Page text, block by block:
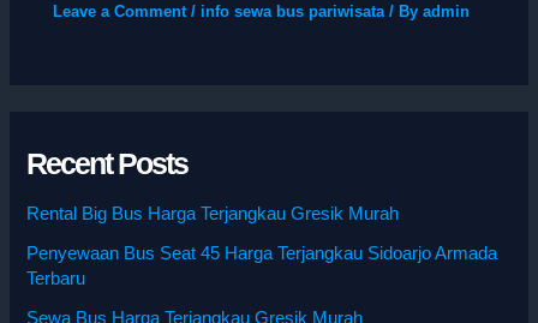
Leave a Comment / info sewa bus pariwisata / Byadmin
Recent Posts
Rental Big Bus Harga Terjangkau Gresik Murah
Penyewaan Bus Seat 45 Harga Terjangkau Sidoarjo Armada
Terbaru
Sewa Bus Harga Terjangkau Gresik Murah